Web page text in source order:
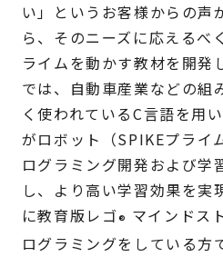
い」というお客様からの声
ら、そのニーズに応えるべ
ライムを動かす教材を開発
では、自動車産業などの組
く使われているC言語を用
がロボット（SPIKEプライ
ログラミング開発および学
し、より高い学習効果を実
に教育版レゴ® マインドス
ログラミングをしている方